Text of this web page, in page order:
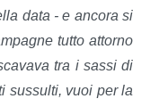
data - e ancora si
tutto attorno
tra i sassi di
sussulti, vuoi per la